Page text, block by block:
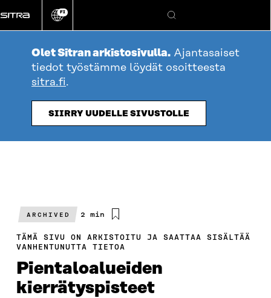
suoraan
sisältöön
Vaihda
kieli
FI
Hae
Olet Sitran arkistosivulla. Ajantasaiset
tiedot työstämme löydät osoitteesta
sitra.fi.
SIIRRY UUDELLE SIVUSTOLLE
ARCHIVED
Arvioitu
2 min
TÄMÄ SIVU ON ARKISTOITU JA SAATTAA SISÄLTÄÄ
VANHENTUNUTTA TIETOA
Pientaloalueiden
kierrätyspisteet